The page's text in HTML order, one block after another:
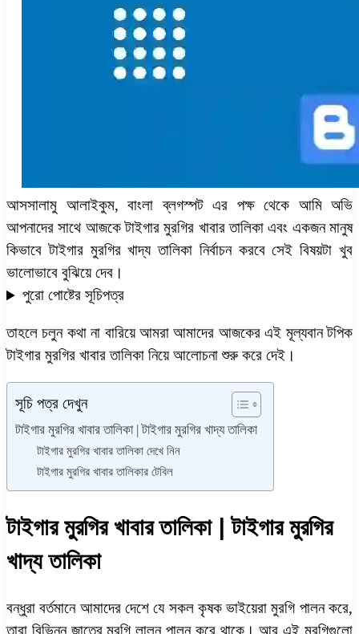
আসসালামু আলাইকুম, বাংলা ব্লগস্পট এর পক্ষ থেকে আমি অভি
আপনাদের সাথে আজকে টাইগার মুরগির খাবার তালিকা এবং একজন মানুষ
কিভাবে টাইগার মুরগির খাদ্য তালিকা নির্বাচন করবে সেই বিষয়টা খুব
ভালোভাবে বুঝিয়ে দেব।
পুরো পোষ্টের সূচিপত্র
তাহলে চলুন কথা না বারিয়ে আমরা আমাদের আজকের এই মূল্যবান টপিক
টাইগার মুরগির খাবার তালিকা নিয়ে আলোচনা শুরু করে দেই।
সূচি পত্র দেখুন
টাইগার মুরগির খাবার তালিকা | টাইগার মুরগির খাদ্য তালিকা
টাইগার মুরগির খাবার তালিকা দেখে নিন
টাইগার মুরগির খাবার তালিকার টেবিল
টাইগার মুরগির খাবার তালিকা | টাইগার মুরগির
খাদ্য তালিকা
বন্ধুরা বর্তমানে আমাদের দেশে যে সকল কৃষক ভাইয়েরা মুরগি পালন করে,
তারা বিভিন্ন জাতের মুরগি লালন পালন করে থাকে। আর এই মুরগিগুলো